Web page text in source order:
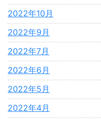
2022年10月
2022年9月
2022年7月
2022年6月
2022年5月
2022年4月